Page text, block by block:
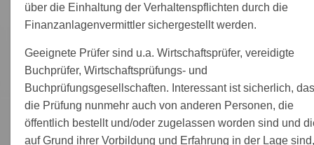
über die Einhaltung der Verhaltenspflichten durch die
Finanzanlagenvermittler sichergestellt werden.
Geeignete Prüfer sind u.a. Wirtschaftsprüfer, vereidigte
Buchprüfer, Wirtschaftsprüfungs- und
Buchprüfungsgesellschaften. Interessant ist sicherlich,
die Prüfung nunmehr auch von anderen Personen, die
öffentlich bestellt und/oder zugelassen worden sind und
auf Grund ihrer Vorbildung und Erfahrung in der Lage sind,